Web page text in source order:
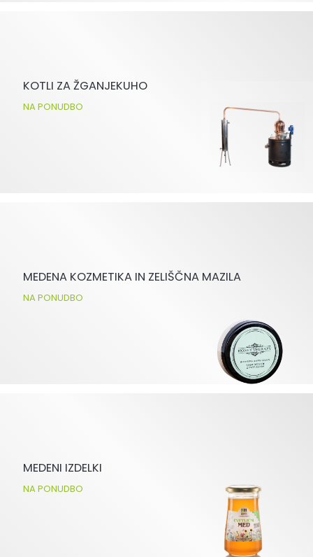
KOTLI ZA ŽGANJEKUHO
NA PONUDBO
MEDENA KOZMETIKA IN ZELIŠČNA MAZILA
NA PONUDBO
MEDENI IZDELKI
NA PONUDBO